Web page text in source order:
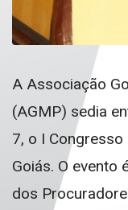
A Associação
(AGMP) sedia
7, o I
Goiás. O evento
dos